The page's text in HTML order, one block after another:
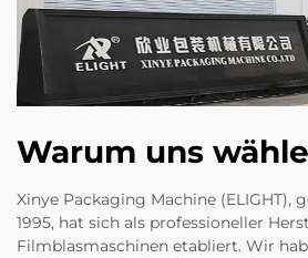
Warum uns
Xinye Packaging Machine (ELIGHT),
1995, hat sich als professioneller
Filmblasmaschinen etabliert. Wir